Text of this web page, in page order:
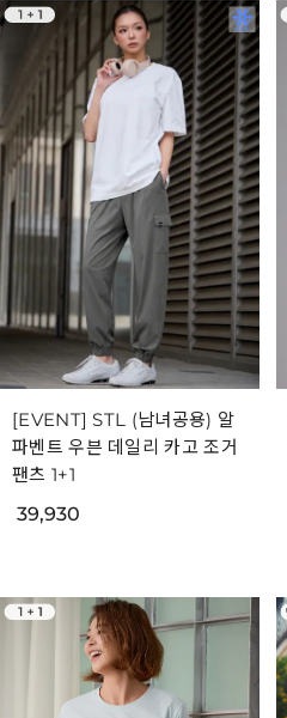
[EVENT] STL (남녀공용) 알
파벤트 우븐 데일리 카고 조거
팬츠 1+1
39,930